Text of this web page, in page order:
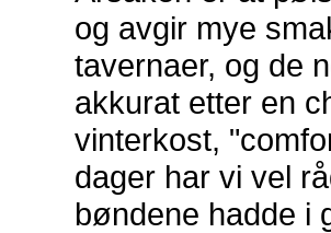
og avgir mye
tavernaer, og de
akkurat etter en
vinterkost,
dager har vi vel
bøndene hadde i